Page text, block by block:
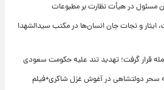
مسئول در هیأت نظارت بر مطبوعات
ایثار و نجات جان انسان‌ها در مکتب سیدالشهدا
قرار گرفت؛ تهدید تند علیه حکومت سعودی
سحر دولتشاهی در آغوش غزل شاکری+فیلم